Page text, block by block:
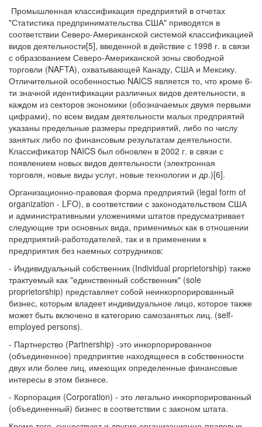
Промышленная классификация предприятий в отчетах
"Статистика предпринимательства США" приводятся в
соответствии Северо-Американской системой классификацией
видов деятельности[5], введенной в действие с 1998 г. в связи
с образованием Северо-Американской зоны свободной
торговли (NAFTA), охватывающей Канаду, США и Мексику.
Отличительной особенностью NAICS является то, что кроме 6-
ти значной идентификации различных видов деятельности, в
каждом из секторов экономики (обозначаемых двумя первыми
цифрами), по всем видам деятельности малых предприятий
указаны предельные размеры предприятий, либо по числу
занятых либо по финансовым результатам деятельности.
Классификатор NAICS был обновлен в 2002 г. в связи с
появлением новых видов деятельности (электронная
торговля, новые виды услуг, новые технологии и др.)[6].
Организационно-правовая форма предприятий (legal form of
organization - LFO), в соответствии с законодательством США
и административными уложениями штатов предусматривает
следующие три основных вида, применимых как в отношении
предприятий-работодателей, так и в применении к
предприятия без наемных сотрудников:
- Индивидуальный собственник (Individual proprietorship) также
трактуемый как "единственный собственник" (sole
proprietorship) представляет собой неинкорпорированный
бизнес, которым владеет индивидуальное лицо, которое также
может быть включено в категорию самозанятых лиц. (self-
employed persons).
- Партнерство (Partnership) -это инкорпорированное
(объединенное) предприятие находящееся в собственности
двух или более лиц, имеющих определенные финансовые
интересы в этом бизнесе.
- Корпорация (Corporation) - это легально инкорпорированный
(объединенный) бизнес в соответствии с законом штата.